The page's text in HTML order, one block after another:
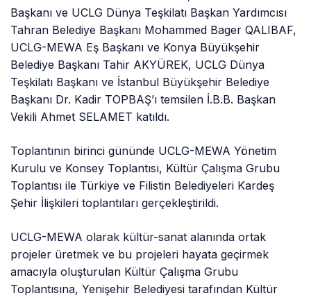
Başkanı ve UCLG Dünya Teşkilatı Başkan Yardımcısı
Tahran Belediye Başkanı Mohammed Bager QALIBAF,
UCLG-MEWA Eş Başkanı ve Konya Büyükşehir
Belediye Başkanı Tahir AKYÜREK, UCLG Dünya
Teşkilatı Başkanı ve İstanbul Büyükşehir Belediye
Başkanı Dr. Kadir TOPBAŞ’ı temsilen İ.B.B. Başkan
Vekili Ahmet SELAMET katıldı.
Toplantının birinci gününde UCLG-MEWA Yönetim
Kurulu ve Konsey Toplantısı, Kültür Çalışma Grubu
Toplantısı ile Türkiye ve Filistin Belediyeleri Kardeş
Şehir İlişkileri toplantıları gerçekleştirildi.
UCLG-MEWA olarak kültür-sanat alanında ortak
projeler üretmek ve bu projeleri hayata geçirmek
amacıyla oluşturulan Kültür Çalışma Grubu
Toplantısına, Yenişehir Belediyesi tarafından Kültür